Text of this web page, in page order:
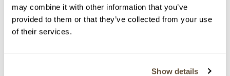
may combine it with other information that you’ve
provided to them or that they’ve collected from your use
of their services.
Show details
Chcete prodat obraz od stejného autora?